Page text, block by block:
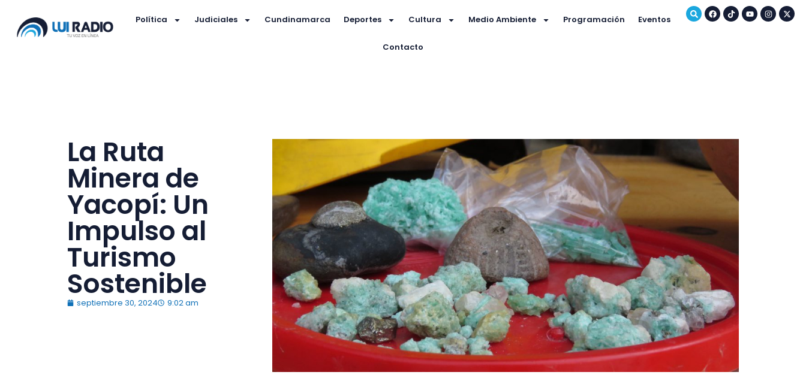
Política Judiciales Cundinamarca Deportes Cultura Medio Ambiente Programación Eventos
Contacto
La Ruta
Minera de
Yacopí: Un
Impulso al
Turismo
Sostenible
septiembre 30, 2024 9:02 am